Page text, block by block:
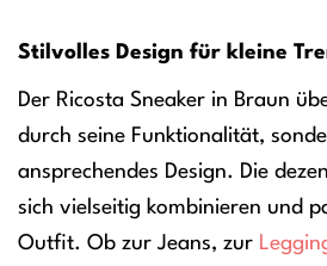
Stilvolles Design für kleine
Der Ricosta Sneaker in Braun
durch seine Funktionalität,
ansprechendes Design. Die
sich vielseitig kombinieren und
Outfit. Ob zur Jeans, zur